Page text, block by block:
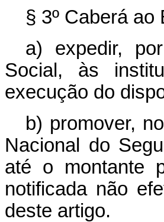
§ 3º Caberá
a) expedir,
Social, às
execução do
b) promover,
Nacional do
até o montante
notificada não
deste artigo.